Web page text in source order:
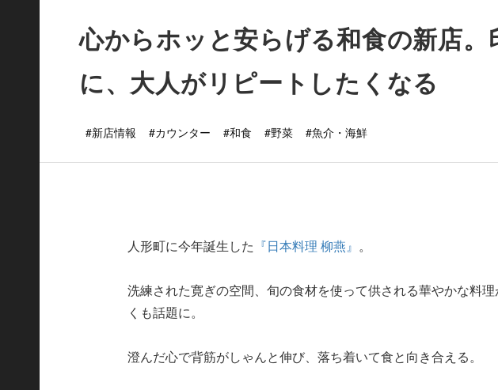
心からホッと安らげる和食の新店。
に、大人がリピートしたくなる
#新店情報 #カウンター #和食 #野菜 #魚介・海鮮
人形町に今年誕生した 『日本料理 柳燕』 。
洗練された寛ぎの空間、旬の食材を使って供される華やかな料
くも話題に。
澄んだ心で背筋がしゃんと伸び、落ち着いて食と向き合える。